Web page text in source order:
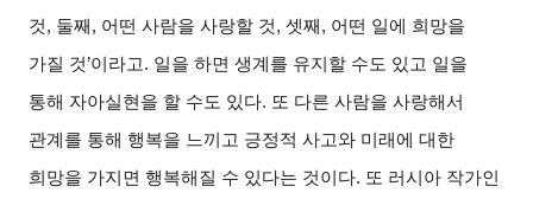
것, 둘째 , 어떤 사람을 사랑할 것,셋째 , 어떤 일에 희망을
가질 것’이라고. 일을 하면 생계를 유지할 수도 있고 일을
통해 자아실현을 할 수도 있다. 또 다른 사람을 사랑해서
관계를 통해 행복을 느끼고 긍정적 사고와 미래에 대한
희망을 가지면 행복해질 수 있다는 것이다. 또 러시아 작가인